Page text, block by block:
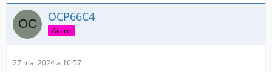
OCP66C4
Accro
27 mai 2024 à 16:57